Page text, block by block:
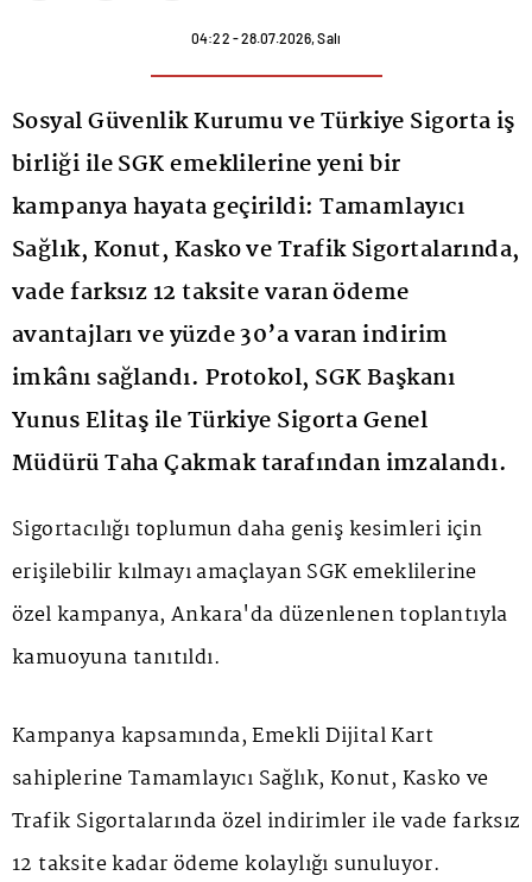
04:22 - 28.07.2026, Salı
Sosyal Güvenlik Kurumu ve Türkiye Sigorta iş
birliği ile SGK emeklilerine yeni bir
kampanya hayata geçirildi: Tamamlayıcı
Sağlık, Konut, Kasko ve Trafik Sigortalarında,
vade farksız 12 taksite varan ödeme
avantajları ve yüzde 30’a varan indirim
imkânı sağlandı. Protokol, SGK Başkanı
Yunus Elitaş ile Türkiye Sigorta Genel
Müdürü Taha Çakmak tarafından imzalandı.
Sigortacılığı toplumun daha geniş kesimleri için
erişilebilir kılmayı amaçlayan SGK emeklilerine
özel kampanya, Ankara'da düzenlenen toplantıyla
kamuoyuna tanıtıldı.
Kampanya kapsamında, Emekli Dijital Kart
sahiplerine Tamamlayıcı Sağlık, Konut, Kasko ve
Trafik Sigortalarında özel indirimler ile vade farksız
12 taksite kadar ödeme kolaylığı sunuluyor.